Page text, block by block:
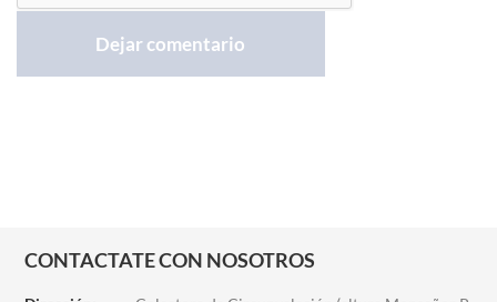
CONTACTATE CON NOSOTROS